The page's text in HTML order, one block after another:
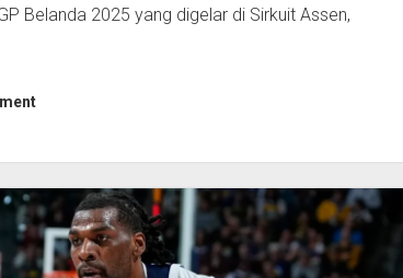
Belanda 2025 yang digelar di Sirkuit Assen,